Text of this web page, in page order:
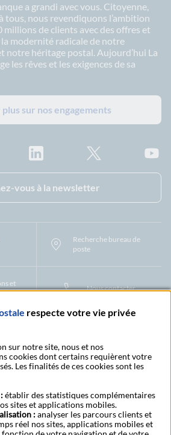
a grandi avec vous. Citoyenne,
tous, nous revendiquons l’ambition
millions de clients avec des offres et
modernité radicale de notre
notre héritage postal. Aujourd’hui La
les rêves et les exigences de sa
plus sur nos engagements
vous à la newsletter
Recherche bureau de
poste
et
Nous contacter
à Caractère PersonnelFiliales et partenaires
cookiesActualiser vos informations
Coordonnées Centres Financiers
de vigilance Actualités réglementaires CGU
et systèmes d'exploitation
navigateurLexique Aide et accessibilité
conforme Espace candidature
respecte votre vie privée
sur notre site, nous et nos
cookies dont certains requièrent votre
Les finalités de ces cookies sont les
établir des statistiques complémentaires
sites et applications mobiles.
:analyser les parcours clients et
réel nos sites, applications mobiles et